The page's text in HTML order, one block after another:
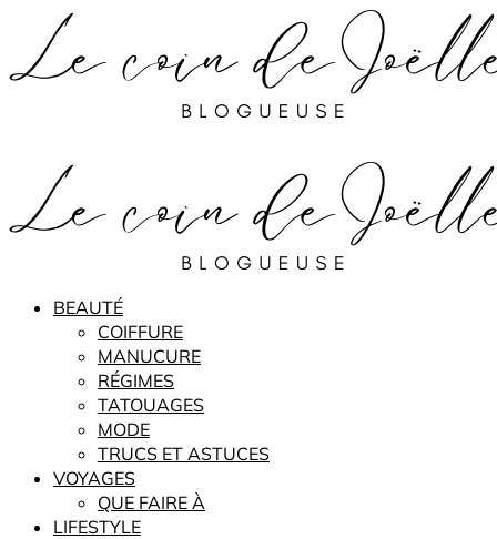
BEAUTÉ
COIFFURE
MANUCURE
RÉGIMES
TATOUAGES
MODE
TRUCS ET ASTUCES
VOYAGES
QUE FAIRE À
LIFESTYLE